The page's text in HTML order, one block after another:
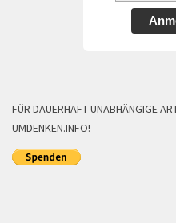
FÜR DAUERHAFT UNABHÄNGIGE
UMDENKEN.INFO!